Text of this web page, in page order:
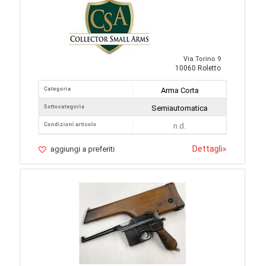
Via Torino 9
10060 Roletto
Categoria
Sottocategoria
Condizioni articolo
Arma Corta
Semiautomatica
n.d.
aggiungi a preferiti Dettagli»